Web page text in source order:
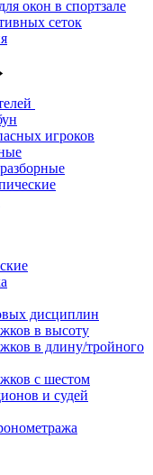
окон в спортзале
сеток
игроков
дисциплин
в высоту
в длину/тройного
с шестом
и судей